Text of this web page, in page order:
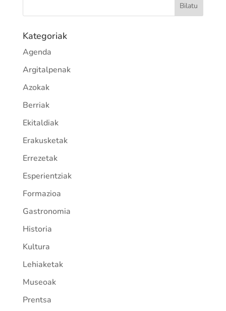
Kategoriak
Agenda
Argitalpenak
Azokak
Berriak
Ekitaldiak
Erakusketak
Errezetak
Esperientziak
Formazioa
Gastronomia
Historia
Kultura
Lehiaketak
Museoak
Prentsa